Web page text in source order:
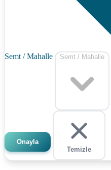
Semt / Mahalle Semt / Mahalle
Onayla
Temizle